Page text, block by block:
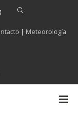
| Meteorología